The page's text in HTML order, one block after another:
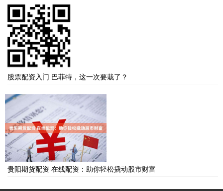
股票配资入门 巴菲特，这一次要栽了？
贵阳期货配资 在线配资：助你轻松撬动股市财富